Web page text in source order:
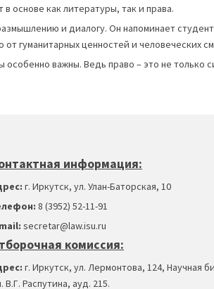
основе как литературы, так и права.
и диалогу. Он напоминает
гуманитарных ценностей и человеческих
важны. Ведь право – это не
информация:
г. Иркутск, ул. Улан-Баторская, 10
8 (3952) 52-11-91
secretar@law.isu.ru
комиссия:
г. Иркутск, ул. Лермонтова, 124, Научная
В.Г. Распутина, ауд. 215.